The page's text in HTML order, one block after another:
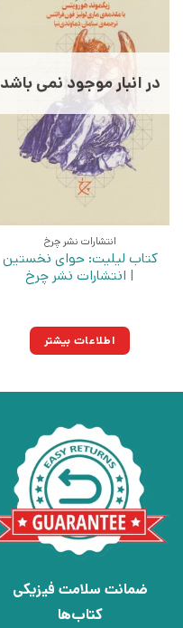
در انبار موجود نمی باشد
انتشارات نشر چرخ
کتاب لیلیت: حوای نخستین
| انتشارات نشر چرخ
اطلاعات بیشتر
ضمانت سلامت فیزیکی
کتاب‌ها